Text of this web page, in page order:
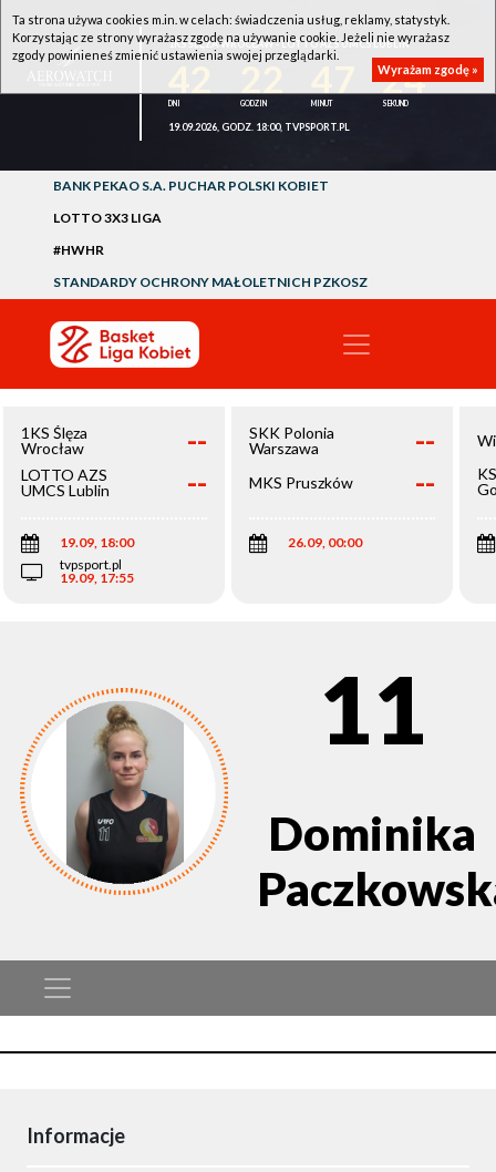
1KS ŚLĘZA WROCŁAW - LOTTO AZS UMCS LUBLIN
24
19.09.2026, GODZ. 18:00, TVPSPORT.PL
BANK PEKAO S.A. PUCHAR POLSKI KOBIET
LOTTO 3X3 LIGA
#HWHR
STANDARDY OCHRONY MAŁOLETNICH PZKOSZ
1KS Ślęza
Wrocław
--
LOTTO AZS
UMCS Lublin
--
19.09, 18:00
tvpsport.pl
19.09, 17:55
SKK Polonia
Warszawa
--
MKS Pruszków --
26.09, 00:00
11
Dominika
Informacje
Ta strona używa cookies m.in. w celach: świadczenia usług, reklamy, statystyk.
Korzystając ze strony wyrażasz zgodę na używanie cookie. Jeżeli nie wyrażasz
zgody powinieneś zmienić ustawienia swojej przeglądarki.
Wyrażam zgodę »